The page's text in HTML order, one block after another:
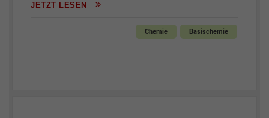
JETZT LESEN
Chemie Basischemie